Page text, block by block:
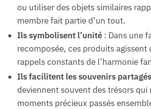
ou utiliser des objets similaires
membre fait partie d’un tout.
Ils symbolisent l’unité : Dans une
recomposée, ces produits agissent
rappels constants de l’harmonie
Ils facilitent les souvenirs partagés
deviennent souvent des trésors
moments précieux passés